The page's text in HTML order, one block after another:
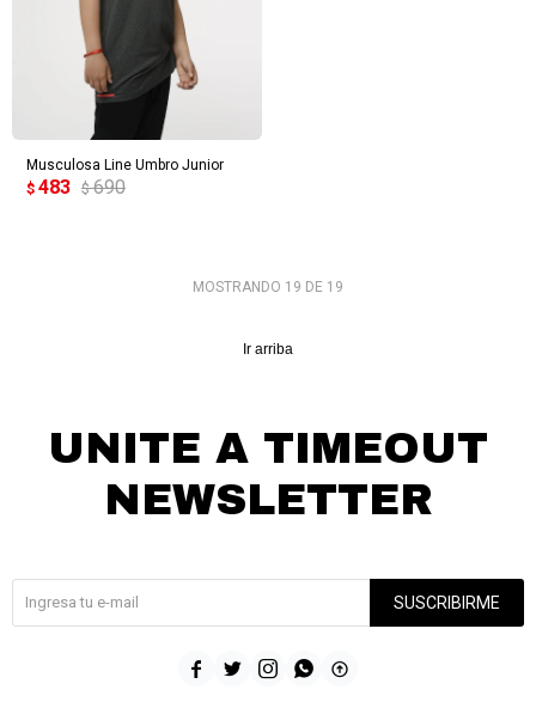
Musculosa Line Umbro Junior
$ 483 $ 690
MOSTRANDO 19 DE 19
Ir arriba
UNITE A TIMEOUT
NEWSLETTER
SUSCRIBIRME
    